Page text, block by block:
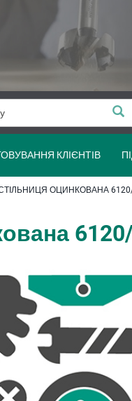
КЛІЄНТІВ
ОЦИНКОВАНА